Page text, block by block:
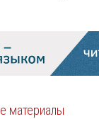
материалы